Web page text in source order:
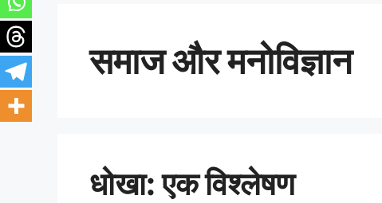
समाज और मनोविज्ञान
धोखा: एक विश्लेषण